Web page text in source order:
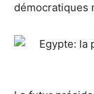
démocratiques